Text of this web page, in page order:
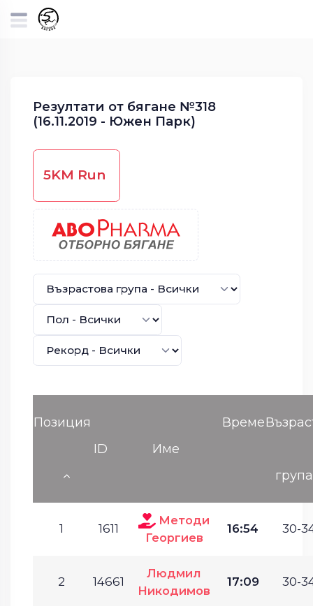
Резултати от бягане №318
(16.11.2019 - Южен Парк)
5KM Run
Позиция
ID
Име
Време
група
1 1611
Методи
Георгиев
16:54 30-
2 14661
Людмил
Никодимов
17:09 30-